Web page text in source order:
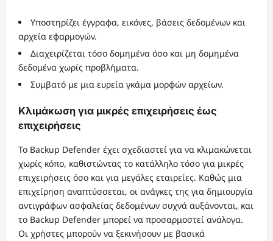
Υποστηρίζει έγγραφα, εικόνες, βάσεις δεδομένων και
αρχεία εφαρμογών.
Διαχειρίζεται τόσο δομημένα όσο και μη δομημένα
δεδομένα χωρίς προβλήματα.
Συμβατό με μια ευρεία γκάμα μορφών αρχείων.
Κλιμάκωση για μικρές επιχειρήσεις έως
επιχειρήσεις
Το Backup Defender έχει σχεδιαστεί για να κλιμακώνεται
χωρίς κόπο, καθιστώντας το κατάλληλο τόσο για μικρές
επιχειρήσεις όσο και για μεγάλες εταιρείες. Καθώς μια
επιχείρηση αναπτύσσεται, οι ανάγκες της για δημιουργία
αντιγράφων ασφαλείας δεδομένων συχνά αυξάνονται, και
το Backup Defender μπορεί να προσαρμοστεί ανάλογα.
Οι χρήστες μπορούν να ξεκινήσουν με βασικά